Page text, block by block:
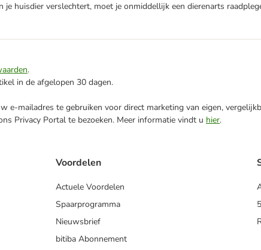
je huisdier verslechtert, moet je onmiddellijk een dierenarts
.
in de afgelopen 30 dagen.
e-mailadres te gebruiken voor direct marketing van eigen,
Privacy Portal te bezoeken. Meer informatie vindt u hier.
Voordelen
Actuele Voordelen
Spaarprogramma
Nieuwsbrief
bitiba Abonnement